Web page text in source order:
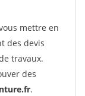
mettre en
des devis
travaux.
des
.